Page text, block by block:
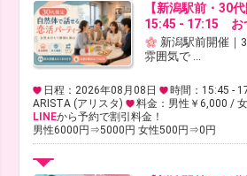
【新潟駅前・30
15:45 - 17:15 お
新潟駅前開催｜
雰囲気で ...
日程：2026年08月08日 時間：15:45 -
ARISTA (アリスタ)
料金：男性￥6,000 /
LINEから予約で割引料金！
男性6000円⇒5000円 女性500円⇒0円